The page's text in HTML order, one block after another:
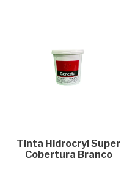
Tinta Hidrocryl Super
Cobertura Branco